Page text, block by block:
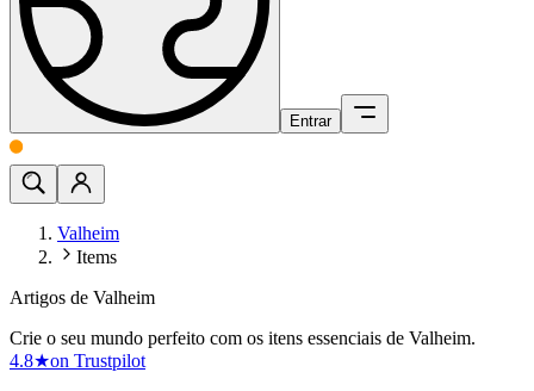
Entrar
Valheim
Items
Artigos de Valheim
Crie o seu mundo perfeito com os itens essenciais de Valheim.
4.8★on Trustpilot